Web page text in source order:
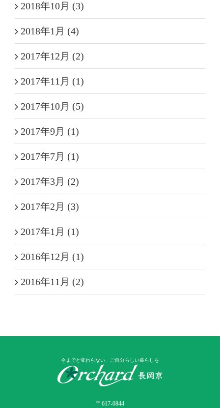
2018年10月 (3)
2018年1月 (4)
2017年12月 (2)
2017年11月 (1)
2017年10月 (5)
2017年9月 (1)
2017年7月 (1)
2017年3月 (2)
2017年2月 (3)
2017年1月 (1)
2016年12月 (1)
2016年11月 (2)
今までと変わらない、ご自分らしい暮らしを
〒617-0844